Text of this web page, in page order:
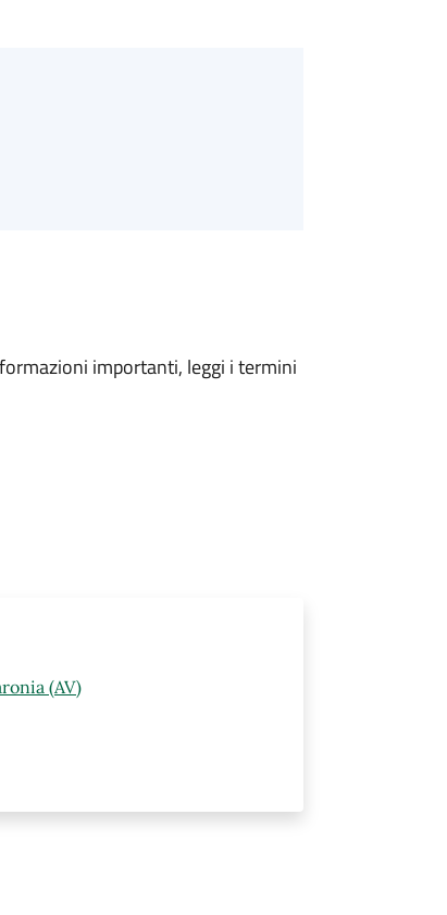
importanti, leggi i termini
(AV)